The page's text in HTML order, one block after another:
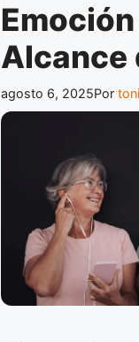
Alcance
agosto 6, 2025Portoni